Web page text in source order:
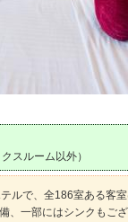
スルーム以外）
ルで、全186室ある客
、一部にはシンクもご